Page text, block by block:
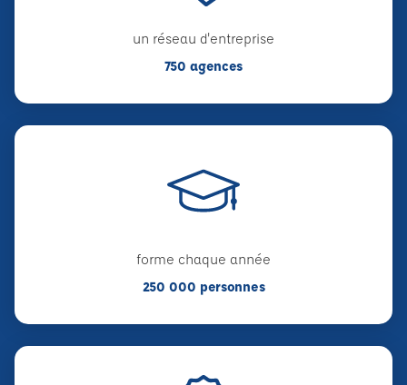
un réseau d'entreprise
750 agences
forme chaque année
250 000 personnes